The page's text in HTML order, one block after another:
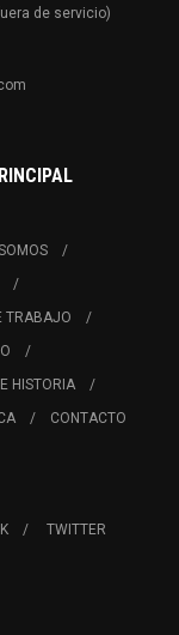
de servicio)
TRABAJO
HISTORIA
CONTACTO
TWITTER